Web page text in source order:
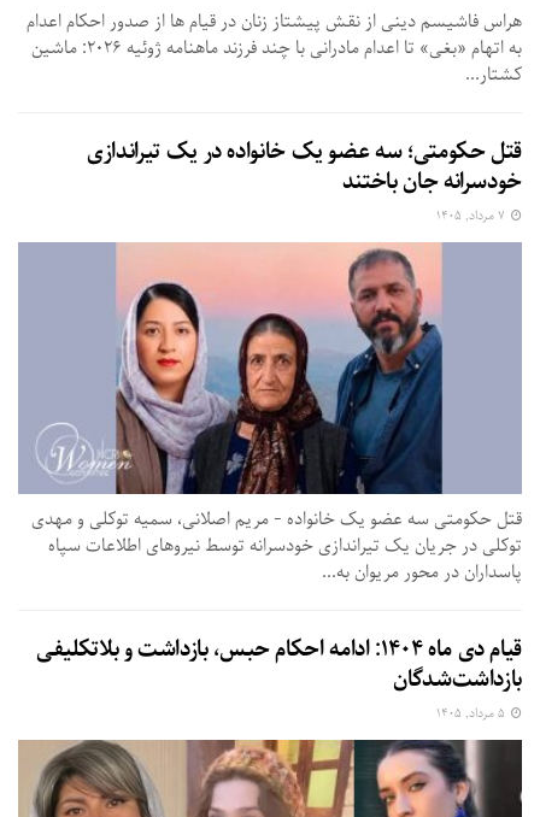
هراس فاشیسم دینی از نقش پیشتاز زنان در قیام ها از صدور احکام اعدام
به اتهام «بغی» تا اعدام مادرانی با چند فرزند ماهنامه ژوئیه ۲۰۲۶: ماشین
کشتار...
قتل حکومتی؛ سه عضو یک خانواده در یک تیراندازی
خودسرانه جان باختند
قتل حکومتی سه عضو یک خانواده - مریم اصلانی، سمیه توکلی و مهدی
توکلی در جریان یک تیراندازی خودسرانه توسط نیروهای اطلاعات سپاه
پاسداران در محور مریوان به...
قیام دی ماه ۱۴۰۴: ادامه احکام حبس، بازداشت و بلاتکلیفی
بازداشت‌شدگان